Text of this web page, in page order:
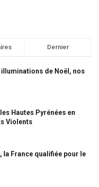
Dernier
de Noël, nos
Hautes Pyrénées en
Violents
la France qualifiée pour le